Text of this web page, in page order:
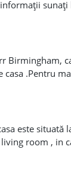
Birmingham,
casa .Pentru
este situată
room , in
. Nu se cere